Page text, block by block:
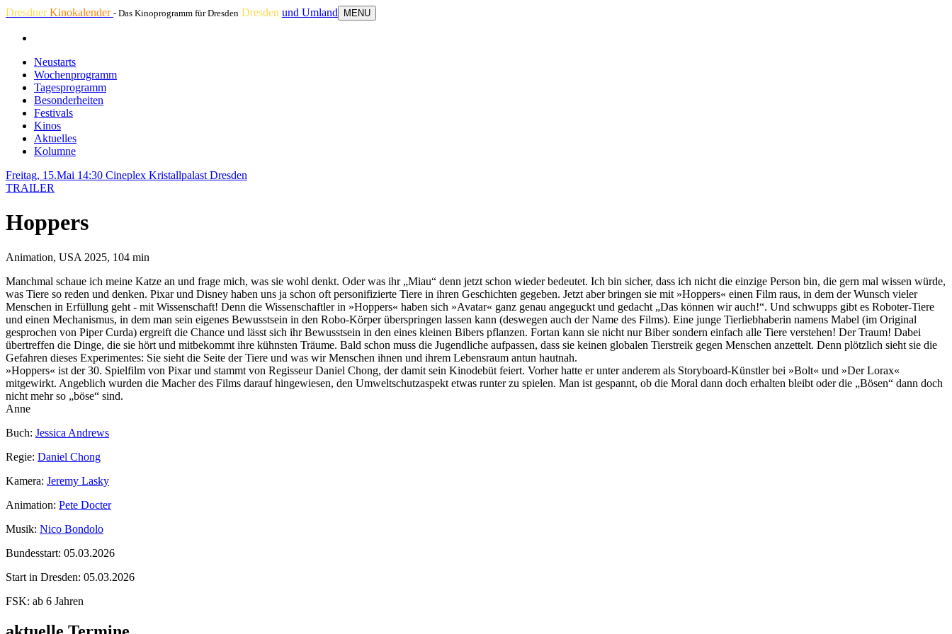
DresdnerKinokalender - Das Kinoprogramm für Dresden Dresden und Umland MENU
Neustarts
Wochenprogramm
Tagesprogramm
Besonderheiten
Festivals
Kinos
Aktuelles
Kolumne
Freitag, 15.Mai 14:30 Cineplex Kristallpalast Dresden
TRAILER
Hoppers
Animation, USA 2025, 104 min
Manchmal schaue ich meine Katze an und frage mich, was sie wohl denkt. Oder was ihr „Miau“ denn jetzt schon wieder bedeutet. Ich bin sicher, dass ich nicht die einzige Person bin, die gern mal wissen würde,
was Tiere so reden und denken. Pixar und Disney haben uns ja schon oft personifizierte Tiere in ihren Geschichten gegeben. Jetzt aber bringen sie mit »Hoppers« einen Film raus, in dem der Wunsch vieler
Menschen in Erfüllung geht - mit Wissenschaft! Denn die Wissenschaftler in »Hoppers« haben sich »Avatar« ganz genau angeguckt und gedacht „Das können wir auch!“. Und schwupps gibt es Roboter-Tiere
und einen Mechanismus, in dem man sein eigenes Bewusstsein in den Robo-Körper überspringen lassen kann (deswegen auch der Name des Films). Eine junge Tierliebhaberin namens Mabel (im Original
gesprochen von Piper Curda) ergreift die Chance und lässt sich ihr Bewusstsein in den eines kleinen Bibers pflanzen. Fortan kann sie nicht nur Biber sondern einfach alle Tiere verstehen! Der Traum! Dabei
übertreffen die Dinge, die sie hört und mitbekommt ihre kühnsten Träume. Bald schon muss die Jugendliche aufpassen, dass sie keinen globalen Tierstreik gegen Menschen anzettelt. Denn plötzlich sieht sie die
Gefahren dieses Experimentes: Sie sieht die Seite der Tiere und was wir Menschen ihnen und ihrem Lebensraum antun hautnah.
»Hoppers« ist der 30. Spielfilm von Pixar und stammt von Regisseur Daniel Chong, der damit sein Kinodebüt feiert. Vorher hatte er unter anderem als Storyboard-Künstler bei »Bolt« und »Der Lorax«
mitgewirkt. Angeblich wurden die Macher des Films darauf hingewiesen, den Umweltschutzaspekt etwas runter zu spielen. Man ist gespannt, ob die Moral dann doch erhalten bleibt oder die „Bösen“ dann doch
nicht mehr so „böse“ sind.
Anne
Buch: Jessica Andrews
Regie: Daniel Chong
Kamera: Jeremy Lasky
Animation: Pete Docter
Musik: Nico Bondolo
Bundesstart: 05.03.2026
Start in Dresden: 05.03.2026
FSK: ab 6 Jahren